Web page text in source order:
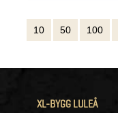
10 50 100
XL-BYGG LULEÅ